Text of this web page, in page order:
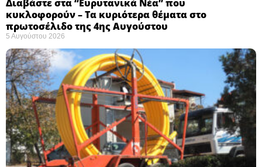
Διαβάστε στα “Ευρυτανικά Νέα” που
κυκλοφορούν – Τα κυριότερα θέματα στο
πρωτοσέλιδο της 4ης Αυγούστου
5 Αυγούστου 2026